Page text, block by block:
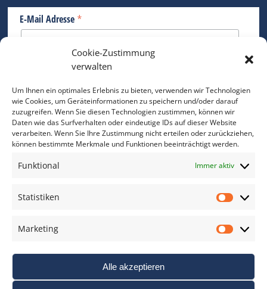
Cookie-Zustimmung
verwalten
Um Ihnen ein optimales Erlebnis zu bieten, verwenden wir Technologien
wie Cookies, um Geräteinformationen zu speichern und/oder darauf
zuzugreifen. Wenn Sie diesen Technologien zustimmen, können wir
Daten wie das Surfverhalten oder eindeutige IDs auf dieser Website
verarbeiten. Wenn Sie Ihre Zustimmung nicht erteilen oder zurückziehen,
können bestimmte Merkmale und Funktionen beeinträchtigt werden.
Funktional Immer aktiv
Statistiken
Marketing
Alle akzeptieren
E-Mail Adresse *
Bitte geben Sie Ihre E-Mail Adresse ein.
*